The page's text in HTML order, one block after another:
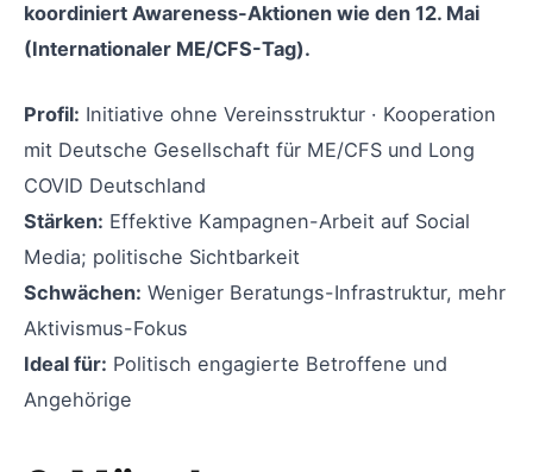
koordiniert Awareness-Aktionen wie den 12. Mai
(Internationaler ME/CFS-Tag).
Profil: Initiative ohne Vereinsstruktur · Kooperation
mit Deutsche Gesellschaft für ME/CFS und Long
COVID Deutschland
Stärken: Effektive Kampagnen-Arbeit auf Social
Media; politische Sichtbarkeit
Schwächen: Weniger Beratungs-Infrastruktur, mehr
Aktivismus-Fokus
Ideal für: Politisch engagierte Betroffene und
Angehörige